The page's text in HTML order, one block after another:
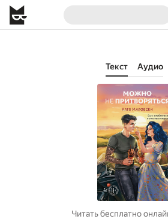
Текст Аудио
Читать бесплатно